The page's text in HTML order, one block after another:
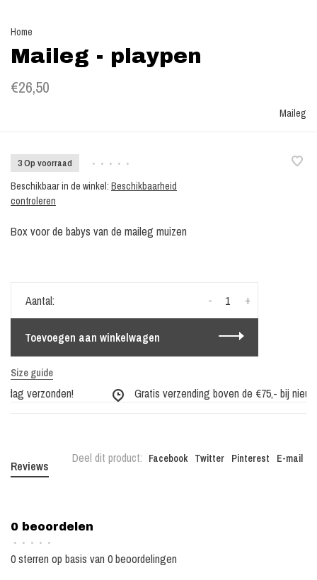
Home
Maileg - playpen
€26,50
Maileg
3 Op voorraad • • • • •
Beschikbaar in de winkel: Beschikbaarheid
controleren
Box voor de babys van de maileg muizen
Aantal: +
-
Toevoegen aan winkelwagen
Size guide
verzonden! Gratis verzending boven de €75,- bij
Deel dit product: Facebook Twitter Pinterest E-mail
Reviews
0 beoordelen
• • • • •
0 sterren op basis van 0 beoordelingen